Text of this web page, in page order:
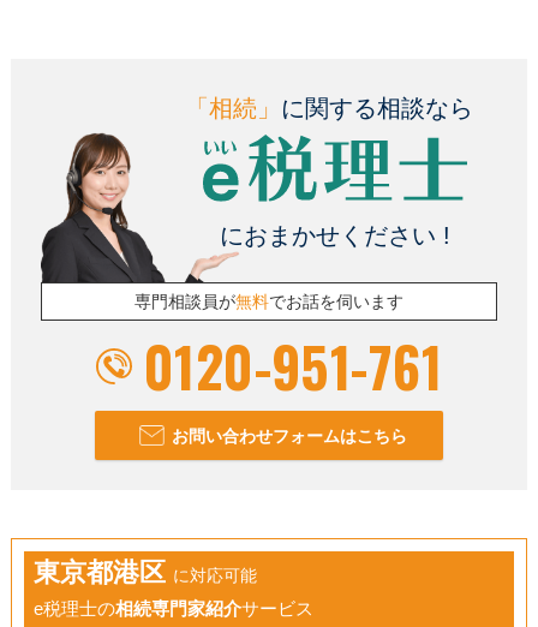
「相続」 に関する相談なら
におまかせください !
専門相談員が無料でお話を伺います
0120-951-761
お問い合わせフォームはこちら
東京都港区 に対応可能
e税理士の相続専門家紹介サービス